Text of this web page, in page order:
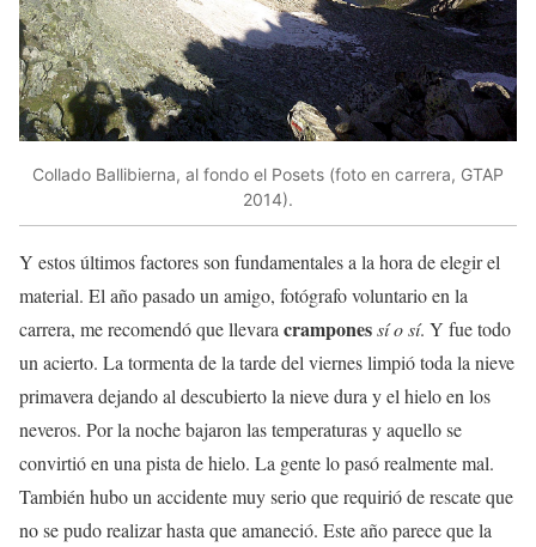
Collado Ballibierna, al fondo el Posets (foto en carrera, GTAP
2014).
Y estos últimos factores son fundamentales a la hora de elegir el
material. El año pasado un amigo, fotógrafo voluntario en la
carrera, me recomendó que llevara cramponessí o sí. Y fue todo
un acierto. La tormenta de la tarde del viernes limpió toda la nieve
primavera dejando al descubierto la nieve dura y el hielo en los
neveros. Por la noche bajaron las temperaturas y aquello se
convirtió en una pista de hielo. La gente lo pasó realmente mal.
También hubo un accidente muy serio que requirió de rescate que
no se pudo realizar hasta que amaneció. Este año parece que la